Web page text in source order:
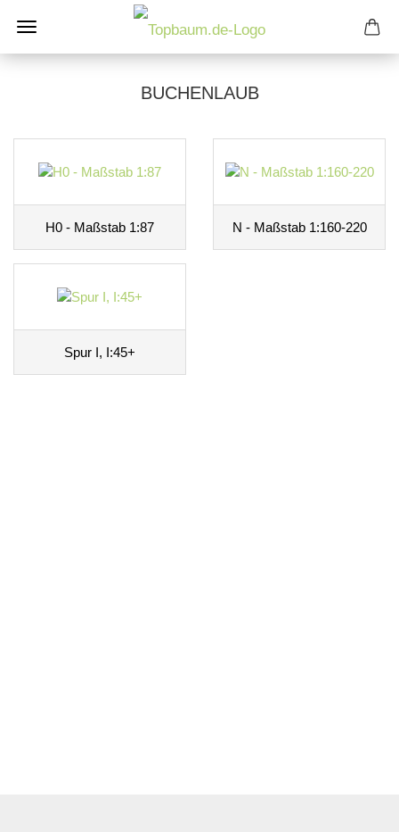
BUCHENLAUB
H0 - Maßstab 1:87 N - Maßstab 1:160-220
Spur I, I:45+